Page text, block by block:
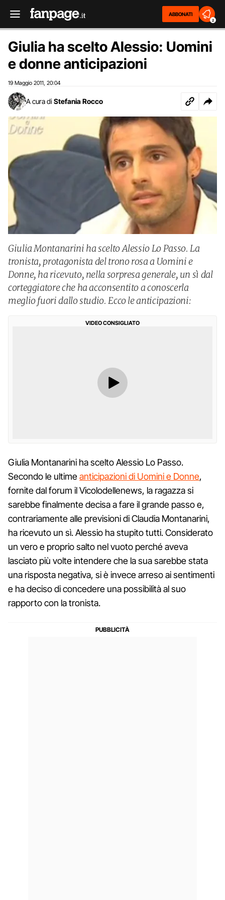
ABBONATI
2
Giulia ha scelto Alessio: Uomini
e donne anticipazioni
19 Maggio 2011 20:04
A cura di Stefania Rocco
Giulia Montanarini ha scelto Alessio Lo Passo. La
tronista, protagonista del trono rosa a Uomini e
Donne, ha ricevuto, nella sorpresa generale, un sì dal
corteggiatore che ha acconsentito a conoscerla
meglio fuori dallo studio. Ecco le anticipazioni:
VIDEO CONSIGLIATO
Giulia Montanarini ha scelto Alessio Lo Passo.
Secondo le ultimeanticipazioni di Uomini e Donne,
fornite dal forum il Vicolodellenews, la ragazza si
sarebbe finalmente decisa a fare il grande passo e,
contrariamente alle previsioni di Claudia Montanarini,
ha ricevuto un sì. Alessio ha stupito tutti. Considerato
un vero e proprio salto nel vuoto perché aveva
lasciato più volte intendere che la sua sarebbe stata
una risposta negativa, si è invece arreso ai sentimenti
e ha deciso di concedere una possibilità al suo
rapporto con la tronista.